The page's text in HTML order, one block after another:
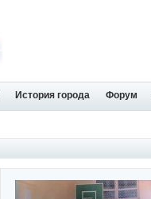
История города Форум